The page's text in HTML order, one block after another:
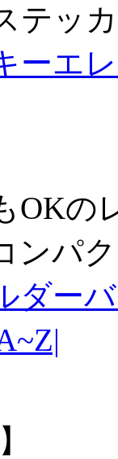
テッ
ー
OKの
ンパ
ダー